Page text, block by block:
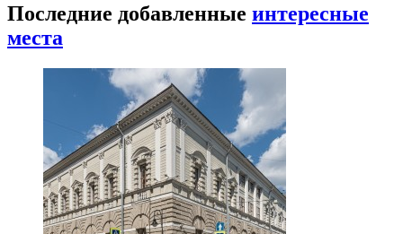
Последние добавленные интересные
места